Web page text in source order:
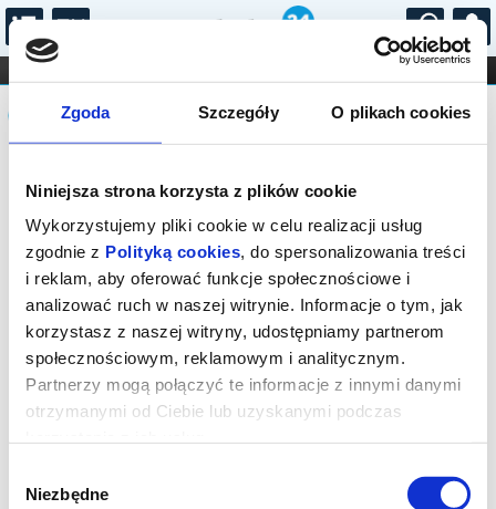
Zgoda Szczegóły O plikach cookies
Niniejsza strona korzysta z plików cookie
Wykorzystujemy pliki cookie w celu realizacji usług
zgodnie z Polityką cookies, do spersonalizowania treści
i reklam, aby oferować funkcje społecznościowe i
analizować ruch w naszej witrynie. Informacje o tym, jak
korzystasz z naszej witryny, udostępniamy partnerom
społecznościowym, reklamowym i analitycznym.
Partnerzy mogą połączyć te informacje z innymi danymi
otrzymanymi od Ciebie lub uzyskanymi podczas
zgody
Niezbędne
...
FILHARMONIA OPERA I BALET
STAND-UP
DLA DZIECI
Komunikat
Sprzedaż biletów on-line na wydarzenie
została zakończona.